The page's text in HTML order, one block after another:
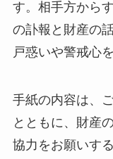
す。相手方から
の訃報と財産の
戸惑いや警戒心
手紙の内容は、
とともに、財産
協力をお願いす